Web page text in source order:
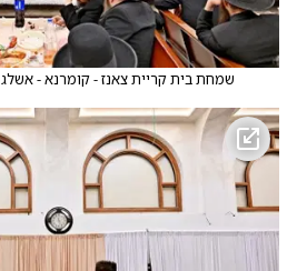
שמחת בית קריית צאנז - קומרנא - אשלג